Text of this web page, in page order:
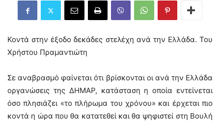
Κοντά στην έξοδο δεκάδες στελέχη ανά την Ελλάδα. Του
Χρήστου Πραμαντιώτη
Σε αναβρασμό φαίνεται ότι βρίσκονται οι ανά την Ελλάδα
οργανώσεις της ΔΗΜΑΡ, κατάσταση η οποία εντείνεται
όσο πλησιάζει «το πλήρωμα του χρόνου» και έρχεται πιο
κοντά η ώρα που θα κατατεθεί και θα ψηφιστεί στη Βουλή